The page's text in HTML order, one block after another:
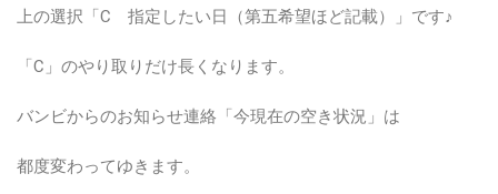
上の選択「C 指定したい日（第五希望ほど記載）」です♪
「C」のやり取りだけ長くなります。
バンビからのお知らせ連絡「今現在の空き状況」は
都度変わってゆきます。